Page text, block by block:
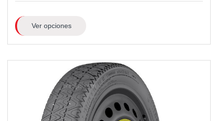
Ver opciones